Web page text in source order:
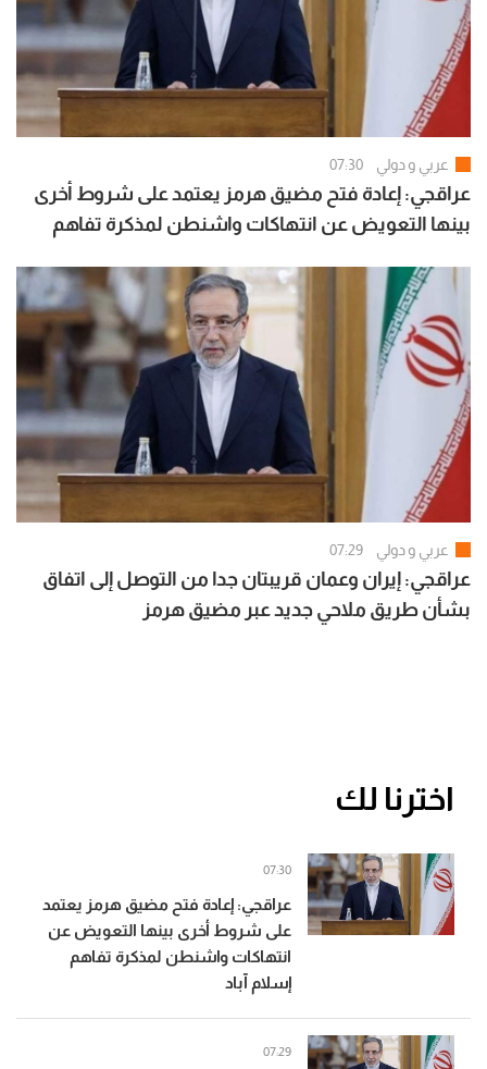
عربي و دولي 07:30
عراقجي: إعادة فتح مضيق هرمز يعتمد على شروط أخرى
بينها التعويض عن انتهاكات واشنطن لمذكرة تفاهم
عربي و دولي 07:29
عراقجي: إيران وعمان قريبتان جدا من التوصل إلى اتفاق
بشأن طريق ملاحي جديد عبر مضيق هرمز
اخترنا لك
عراقجي: إعادة فتح مضيق هرمز يعتمد
على شروط أخرى بينها التعويض عن
انتهاكات واشنطن لمذكرة تفاهم
إسلام آباد
07:30
07:29